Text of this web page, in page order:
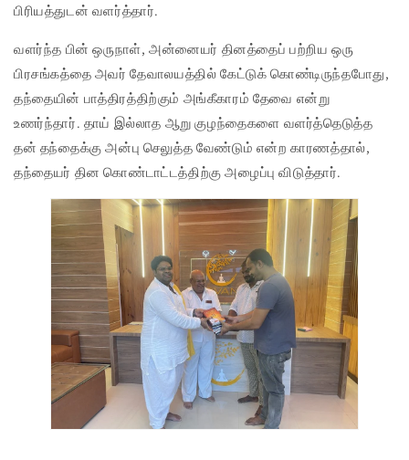
பிரியத்துடன் வளர்த்தார்.
வளர்ந்த பின் ஒருநாள், அன்னையர் தினத்தைப் பற்றிய ஒரு
பிரசங்கத்தை அவர் தேவாலயத்தில் கேட்டுக் கொண்டிருந்தபோது,
தந்தையின் பாத்திரத்திற்கும் அங்கீகாரம் தேவை என்று
உணர்ந்தார். தாய் இல்லாத ஆறு குழந்தைகளை வளர்த்தெடுத்த
தன் தந்தைக்கு அன்பு செலுத்த வேண்டும் என்ற காரணத்தால்,
தந்தையர் தின கொண்டாட்டத்திற்கு அழைப்பு விடுத்தார்.